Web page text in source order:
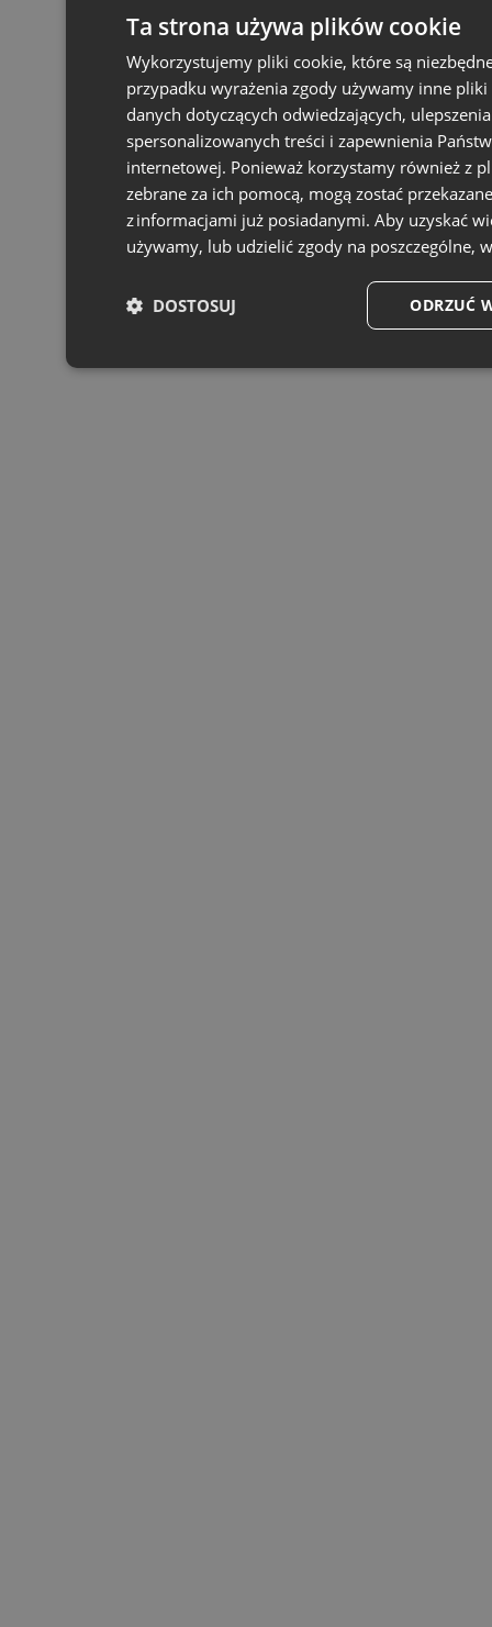
Ta strona używa plików cookie
Wykorzystujemy pliki cookie, które są
przypadku wyrażenia zgody używamy inne
danych dotyczących odwiedzających,
spersonalizowanych treści i zapewnienia
internetowej. Ponieważ korzystamy również z
zebrane za ich pomocą, mogą zostać
z informacjami już posiadanymi. Aby uzyskać
używamy, lub udzielić zgody na poszczególne,
ODRZUĆ
DOSTOSUJ